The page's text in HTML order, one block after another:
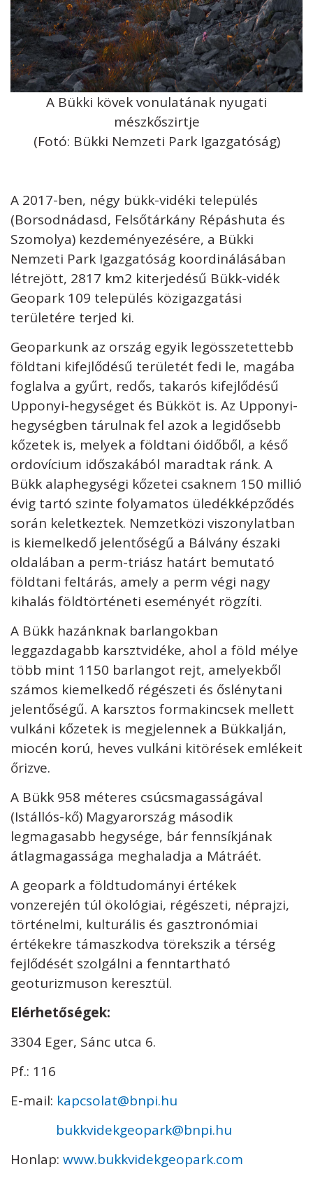
A Bükki kövek vonulatának nyugati
mészkőszirtje
(Fotó: Bükki Nemzeti Park Igazgatóság)
A 2017-ben, négy bükk-vidéki település
(Borsodnádasd, Felsőtárkány Répáshuta és
Szomolya) kezdeményezésére, a Bükki
Nemzeti Park Igazgatóság koordinálásában
létrejött, 2817 km2 kiterjedésű Bükk-vidék
Geopark 109 település közigazgatási
területére terjed ki.
Geoparkunk az ország egyik legösszetettebb
földtani kifejlődésű területét fedi le, magába
foglalva a gyűrt, redős, takarós kifejlődésű
Upponyi-hegységet és Bükköt is. Az Upponyi-
hegységben tárulnak fel azok a legidősebb
kőzetek is, melyek a földtani óidőből, a késő
ordovícium időszakából maradtak ránk. A
Bükk alaphegységi kőzetei csaknem 150 millió
évig tartó szinte folyamatos üledékképződés
során keletkeztek. Nemzetközi viszonylatban
is kiemelkedő jelentőségű a Bálvány északi
oldalában a perm-triász határt bemutató
földtani feltárás, amely a perm végi nagy
kihalás földtörténeti eseményét rögzíti.
A Bükk hazánknak barlangokban
leggazdagabb karsztvidéke, ahol a föld mélye
több mint 1150 barlangot rejt, amelyekből
számos kiemelkedő régészeti és őslénytani
jelentőségű. A karsztos formakincsek mellett
vulkáni kőzetek is megjelennek a Bükkalján,
miocén korú, heves vulkáni kitörések emlékeit
őrizve.
A Bükk 958 méteres csúcsmagasságával
(Istállós-kő) Magyarország második
legmagasabb hegysége, bár fennsíkjának
átlagmagassága meghaladja a Mátráét.
A geopark a földtudományi értékek
vonzerején túl ökológiai, régészeti, néprajzi,
történelmi, kulturális és gasztronómiai
értékekre támaszkodva törekszik a térség
fejlődését szolgálni a fenntartható
geoturizmuson keresztül.
Elérhetőségek:
3304 Eger, Sánc utca 6.
Pf.: 116
E-mail: kapcsolat@bnpi.hu
bukkvidekgeopark@bnpi.hu
Honlap: www.bukkvidekgeopark.com